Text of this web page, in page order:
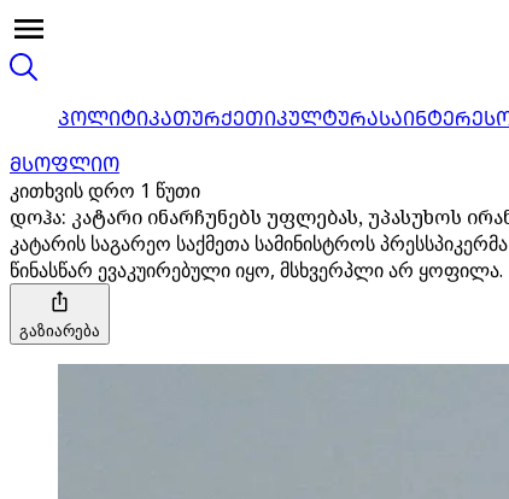
ᲞᲝᲚᲘᲢᲘᲙᲐᲗᲣᲠᲥᲔᲗᲘᲙᲣᲚᲢᲣᲠᲐ
ᲛᲡᲝᲤᲚᲘᲝ
კითხვის დრო 1 წუთი
დოჰა: კატარი ინარჩუნებს უფლებას, უპასუხოს
კატარის საგარეო საქმეთა სამინისტროს
წინასწარ ევაკუირებული იყო, მსხვერპლი არ ყოფილა.
გაზიარება